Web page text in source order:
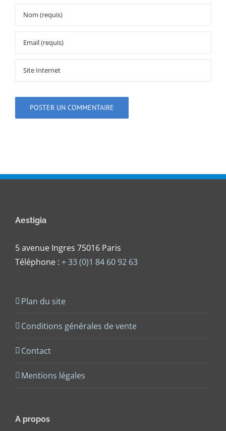
Aestigia
5 avenue Ingres 75016 Paris
Téléphone : + 33 (0)1 84 60 92 63
Plan du site
Conditions générales de vente
Contact
Mentions légales
A propos